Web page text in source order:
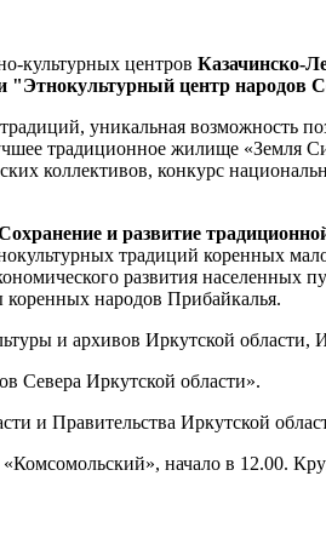
культурных центров Казачинско-
"Этнокультурный центр народов
уникальная возможность
традиционное жилище «Земля
коллективов, конкурс
и развитие
традиций коренных
развития
коренных народов Прибайкалья.
и архивов Иркутской
Севера Иркутской области».
и Правительства Иркутской
начало в 12.00.